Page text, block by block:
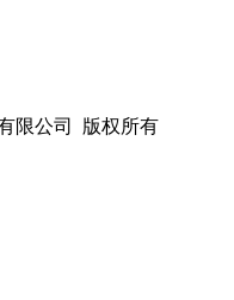
限公司 版权所有